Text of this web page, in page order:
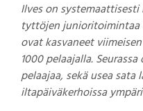
Ilves on
tyttöjen junioritoimintaa
ovat kasvaneet
1000 pelaajalla.
pelaajaa, sekä usea
iltapäiväkerhoissa